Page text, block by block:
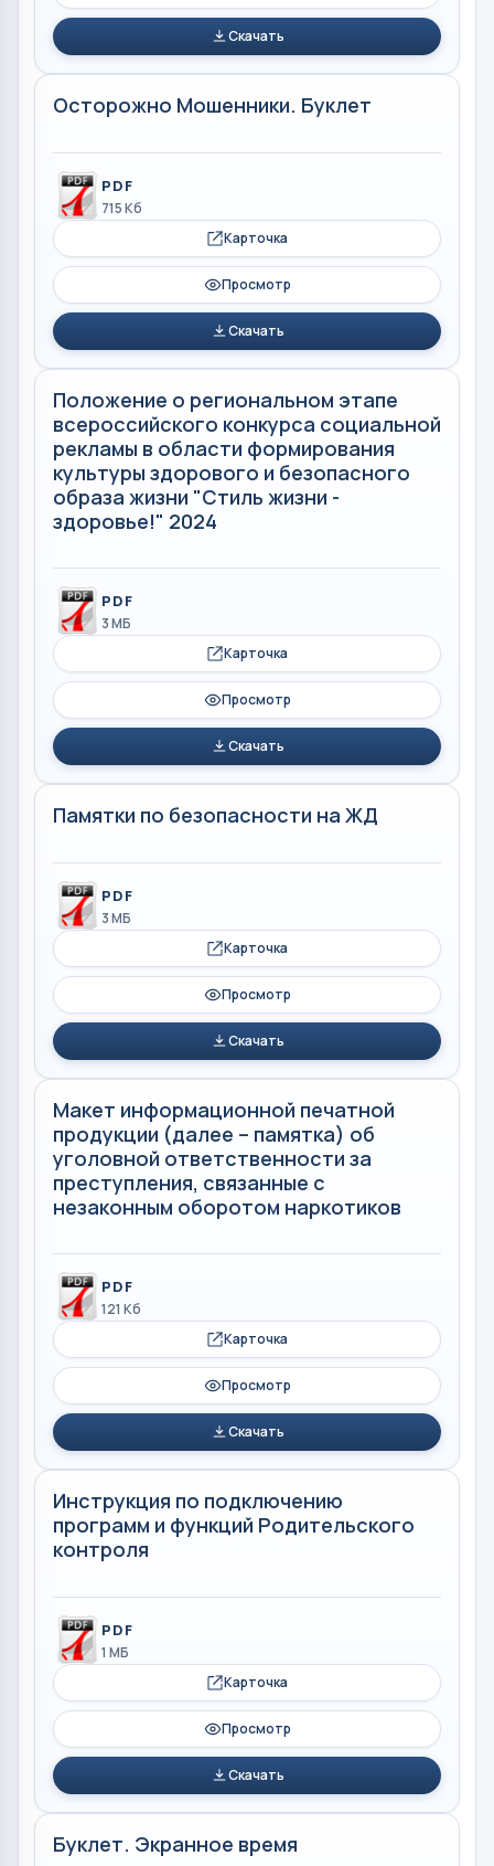
Скачать
Осторожно Мошенники. Буклет
PDF
715 Кб
Карточка
Просмотр
Скачать
Положение о региональном этапе
всероссийского конкурса социальной
рекламы в области формирования
культуры здорового и безопасного
образа жизни "Стиль жизни -
здоровье!" 2024
PDF
3 МБ
Карточка
Просмотр
Скачать
Памятки по безопасности на ЖД
PDF
3 МБ
Карточка
Просмотр
Скачать
Макет информационной печатной
продукции (далее – памятка) об
уголовной ответственности за
преступления, связанные с
незаконным оборотом наркотиков
PDF
121 Кб
Карточка
Просмотр
Скачать
Инструкция по подключению
программ и функций Родительского
контроля
PDF
1 МБ
Карточка
Просмотр
Скачать
Буклет. Экранное время